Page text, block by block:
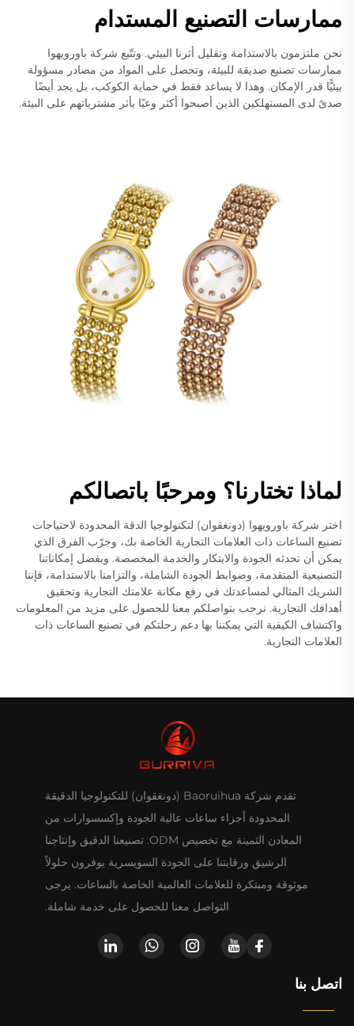
ممارسات التصنيع المستدام
نحن ملتزمون بالاستدامة وتقليل أثرنا البيئي. وتتّبع شركة باورويهوا
ممارسات تصنيع صديقة للبيئة، وتحصل على المواد من مصادر مسؤولة
بيئيًّا قدر الإمكان. وهذا لا يساعد فقط في حماية الكوكب، بل يجد أيضًا
صدىً لدى المستهلكين الذين أصبحوا أكثر وعيًا بأثر مشترياتهم على البيئة.
لماذا تختارنا؟ ومرحبًا باتصالكم
اختر شركة باورويهوا (دونغقوان) لتكنولوجيا الدقة المحدودة لاحتياجات
تصنيع الساعات ذات العلامات التجارية الخاصة بك، وجرّب الفرق الذي
يمكن أن تحدثه الجودة والابتكار والخدمة المخصصة. وبفضل إمكاناتنا
التصنيعية المتقدمة، وضوابط الجودة الشاملة، والتزامنا بالاستدامة، فإننا
الشريك المثالي لمساعدتك في رفع مكانة علامتك التجارية وتحقيق
أهدافك التجارية. نرحب بتواصلكم معنا للحصول على مزيد من المعلومات
واكتشاف الكيفية التي يمكننا بها دعم رحلتكم في تصنيع الساعات ذات
العلامات التجارية.
تقدم شركة Baoruihua (دونغقوان) للتكنولوجيا الدقيقة
المحدودة أجزاء ساعات عالية الجودة وإكسسوارات من
المعادن الثمينة مع تخصيص ODM. تصنيعنا الدقيق وإنتاجنا
الرشيق ورقابتنا على الجودة السويسرية يوفرون حلولاً
موثوقة ومبتكرة للعلامات العالمية الخاصة بالساعات. يرجى
التواصل معنا للحصول على خدمة شاملة.
اتصل بنا